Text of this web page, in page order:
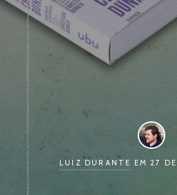
LUIZ DURANTE EM 27